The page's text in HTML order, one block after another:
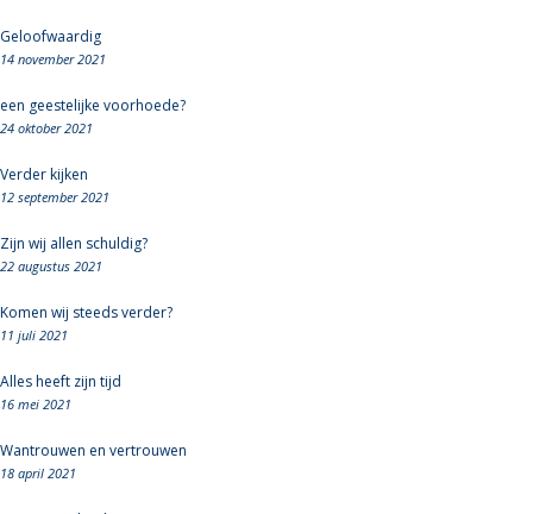
Geloofwaardig
14 november 2021
een geestelijke voorhoede?
24 oktober 2021
Verder kijken
12 september 2021
Zijn wij allen schuldig?
22 augustus 2021
Komen wij steeds verder?
11 juli 2021
Alles heeft zijn tijd
16 mei 2021
Wantrouwen en vertrouwen
18 april 2021